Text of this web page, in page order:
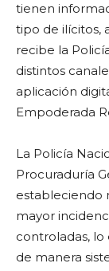
tienen
tipo de ilícitos,
recibe la
distintos
aplicación
Empoderada
La Policía
Procuraduría
estableciendo
mayor
controladas,
de manera